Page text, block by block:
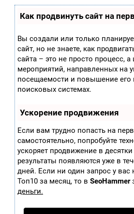
Как продвинуть сайт на
Вы создали или только
сайт, но не знаете, как
сайта – это не просто процесс,
мероприятий, направленных на
посещаемости и повышение его
поисковых системах.
Ускорение продвижения
Если вам трудно попасть на
самостоятельно, попробуйте
ускоряет продвижение в
результаты появляются уже в
дней. Если ни один запрос у вас
Топ10 за месяц, то в SeoHammer
деньги.
играх